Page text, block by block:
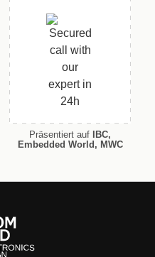
Präsentiert auf
IBC,
Embedded World, MWC